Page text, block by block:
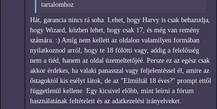
tartalomhoz
Hát, garancia nincs rá soha. Lehet, hogy Harvy is csak behazudja,
hogy Wizard, közben lehet, hogy csak 17, és még van remény
számára. :) Amíg nem kellett az oldalon valamilyen formában
nyilatkoznod arról, hogy te 18 fölötti vagy, addig a felelősség
nem a tiéd, hanem az oldal üzemeltetőjéé. Persze ez az egész csak
akkor érdekes, ha valaki panasszal vagy feljelentéssel él, amire az
őstagoktól kis esélyt látok, de az "Elmúltál 18 éves?" prompt ettől
függetlenül kellene. Egy kicsivel előbb, mint leírni a fórum
használatának feltételeit és az adatkezelési irányelveket.